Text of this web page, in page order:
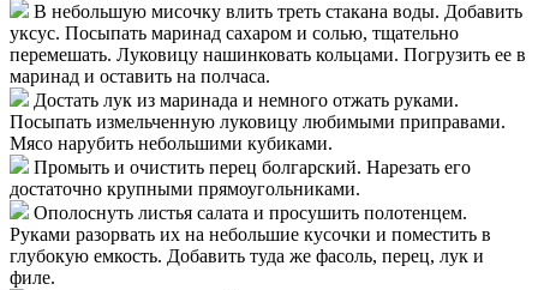
В небольшую мисочку влить треть стакана воды. Добавить
уксус. Посыпать маринад сахаром и солью, тщательно
перемешать. Луковицу нашинковать кольцами. Погрузить ее в
маринад и оставить на полчаса.
Достать лук из маринада и немного отжать руками.
Посыпать измельченную луковицу любимыми приправами.
Мясо нарубить небольшими кубиками.
Промыть и очистить перец болгарский. Нарезать его
достаточно крупными прямоугольниками.
Ополоснуть листья салата и просушить полотенцем.
Руками разорвать их на небольшие кусочки и поместить в
глубокую емкость. Добавить туда же фасоль, перец, лук и
филе.